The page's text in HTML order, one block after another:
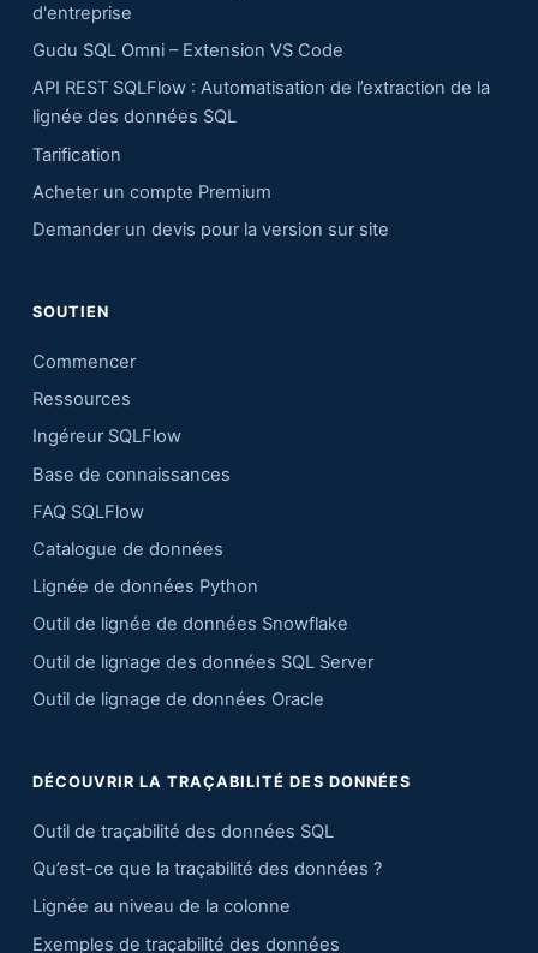
d'entreprise
Gudu SQL Omni – Extension VS Code
API REST SQLFlow : Automatisation de l’extraction de la
lignée des données SQL
Tarification
Acheter un compte Premium
Demander un devis pour la version sur site
SOUTIEN
Commencer
Ressources
Ingéreur SQLFlow
Base de connaissances
FAQ SQLFlow
Catalogue de données
Lignée de données Python
Outil de lignée de données Snowflake
Outil de lignage des données SQL Server
Outil de lignage de données Oracle
DÉCOUVRIR LA TRAÇABILITÉ DES DONNÉES
Outil de traçabilité des données SQL
Qu’est-ce que la traçabilité des données ?
Lignée au niveau de la colonne
Exemples de traçabilité des données